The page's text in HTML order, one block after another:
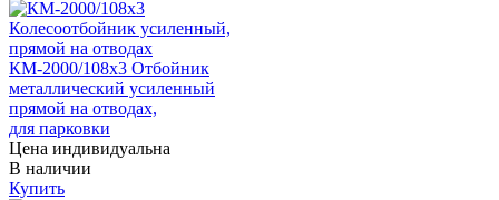
КМ-2000/108х3 Отбойник
металлический усиленный
прямой на отводах,
для парковки
Цена индивидуальна
В наличии
Купить